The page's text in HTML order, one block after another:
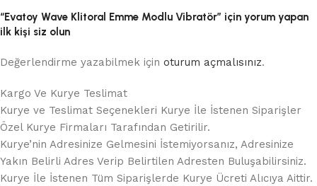
“Evatoy Wave Klitoral Emme Modlu Vibratör” için yorum yapan
ilk kişi siz olun
Değerlendirme yazabilmek için oturum açmalısınız.
Kargo Ve Kurye Teslimat
Kurye ve Teslimat Seçenekleri Kurye İle İstenen Siparişler
Özel Kurye Firmaları Tarafından Getirilir.
Kurye’nin Adresinize Gelmesini İstemiyorsanız, Adresinize
Yakın Belirli Adres Verip Belirtilen Adresten Buluşabilirsiniz.
Kurye İle İstenen Tüm Siparişlerde Kurye Ücreti Alıcıya Aittir.